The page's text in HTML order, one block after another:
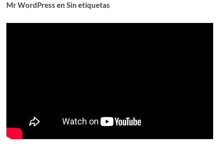
Mr WordPress en Sin etiquetas